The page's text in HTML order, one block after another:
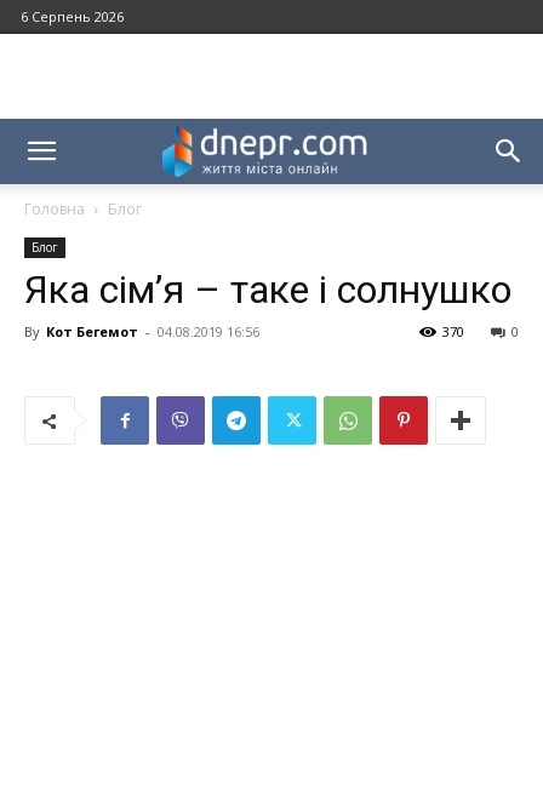
6 Серпень 2026
Головна Блог
Блог
Яка сім’я – таке і солнушко
By Кот Бегемот - 04.08.2019 16:56 0
370